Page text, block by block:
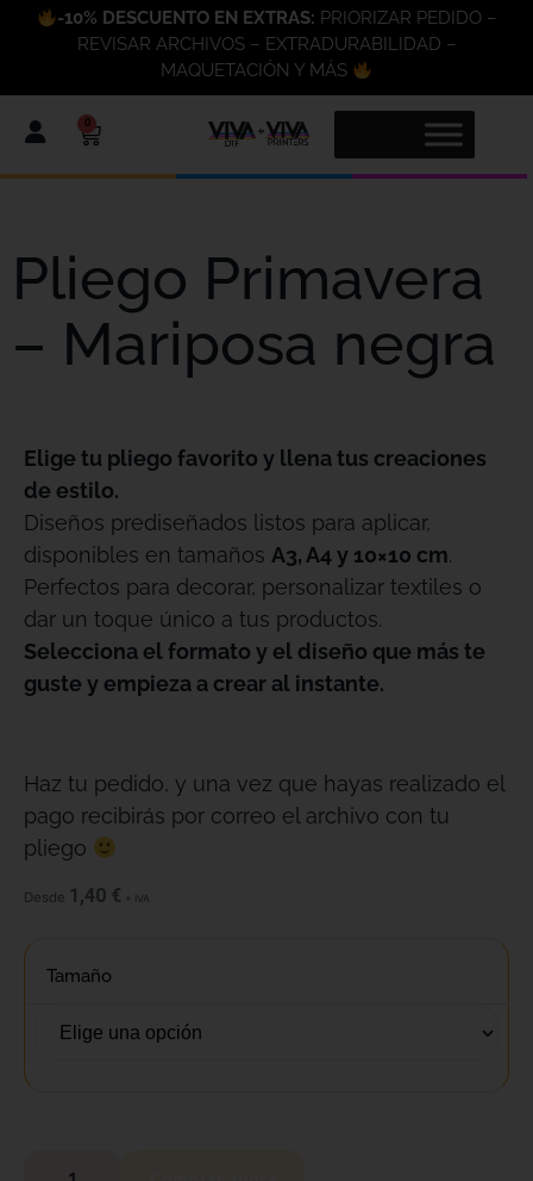
-10% DESCUENTO EN EXTRAS: PRIORIZAR PEDIDO –
REVISAR ARCHIVOS – EXTRADURABILIDAD –
MAQUETACIÓN Y MÁS
0
Pliego Primavera
– Mariposa negra
Elige tu pliego favorito y llena tus creaciones
de estilo.
Diseños prediseñados listos para aplicar,
disponibles en tamaños A3, A4 y 10×10 cm.
Perfectos para decorar, personalizar textiles o
dar un toque único a tus productos.
Selecciona el formato y el diseño que más te
guste y empieza a crear al instante.
Haz tu pedido, y una vez que hayas realizado el
pago recibirás por correo el archivo con tu
pliego
Desde 1,40 € + IVA
Tamaño